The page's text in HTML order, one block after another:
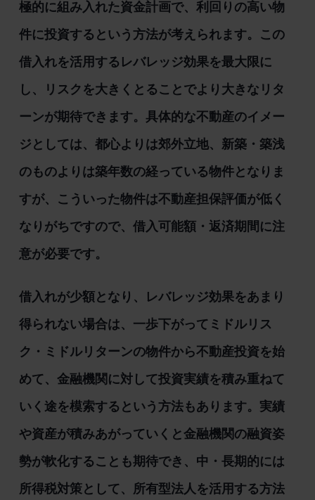
極的に組み入れた資金計画で、利回りの高い物
件に投資するという方法が考えられます。この
借入れを活用するレバレッジ効果を最大限に
し、リスクを大きくとることでより大きなリタ
ーンが期待できます。具体的な不動産のイメー
ジとしては、都心よりは郊外立地、新築・築浅
のものよりは築年数の経っている物件となりま
すが、こういった物件は不動産担保評価が低く
なりがちですので、借入可能額・返済期間に注
意が必要です。
借入れが少額となり、レバレッジ効果をあまり
得られない場合は、一歩下がってミドルリス
ク・ミドルリターンの物件から不動産投資を始
めて、金融機関に対して投資実績を積み重ねて
いく途を模索するという方法もあります。実績
や資産が積みあがっていくと金融機関の融資姿
勢が軟化することも期待でき、中・長期的には
所得税対策として、所有型法人を活用する方法